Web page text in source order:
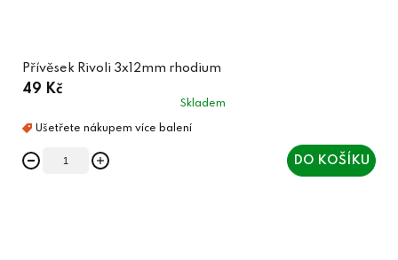
Přívěsek Rivoli 3x12mm rhodium
49 Kč
Skladem
DO KOŠÍKU